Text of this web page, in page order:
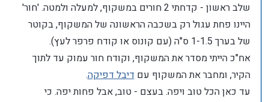
שלב ראשון - קדחתי 2 חורים במשקוף, למעלה ולמטה. 'חור'
היינו פחת עגול רק בשכבה הראשונה של המשקוף, בקוטר
של בערך 1-1.5 ס"ה (עם קונוס או קודח פרפר לעץ).
אח"כ הייתי מסדר את המשקוף, וקודח חור עמוק עד לתוך
הקיר, ומחבר את המשקוף עםדיבל דפיקה.
עד כאן הכל טוב ויפה. בעצם - טוב, אבל פחות יפה. כי